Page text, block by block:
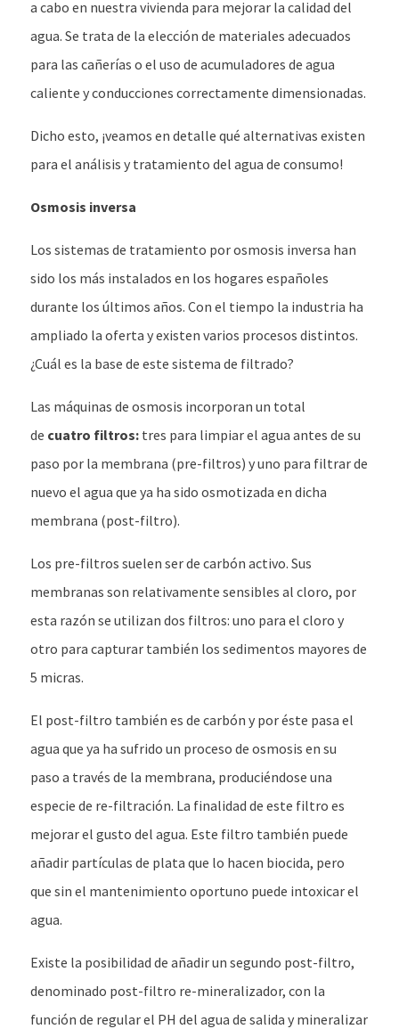
a cabo en nuestra vivienda para mejorar la calidad del
agua. Se trata de la elección de materiales adecuados
para las cañerías o el uso de acumuladores de agua
caliente y conducciones correctamente dimensionadas.
Dicho esto, ¡veamos en detalle qué alternativas existen
para el análisis y tratamiento del agua de consumo!
Osmosis inversa
Los sistemas de tratamiento por osmosis inversa han
sido los más instalados en los hogares españoles
durante los últimos años. Con el tiempo la industria ha
ampliado la oferta y existen varios procesos distintos.
¿Cuál es la base de este sistema de filtrado?
Las máquinas de osmosis incorporan un total
de cuatro filtros: tres para limpiar el agua antes de su
paso por la membrana (pre-filtros) y uno para filtrar de
nuevo el agua que ya ha sido osmotizada en dicha
membrana (post-filtro).
Los pre-filtros suelen ser de carbón activo. Sus
membranas son relativamente sensibles al cloro, por
esta razón se utilizan dos filtros: uno para el cloro y
otro para capturar también los sedimentos mayores de
5 micras.
El post-filtro también es de carbón y por éste pasa el
agua que ya ha sufrido un proceso de osmosis en su
paso a través de la membrana, produciéndose una
especie de re-filtración. La finalidad de este filtro es
mejorar el gusto del agua. Este filtro también puede
añadir partículas de plata que lo hacen biocida, pero
que sin el mantenimiento oportuno puede intoxicar el
agua.
Existe la posibilidad de añadir un segundo post-filtro,
denominado post-filtro re-mineralizador, con la
función de regular el PH del agua de salida y mineralizar